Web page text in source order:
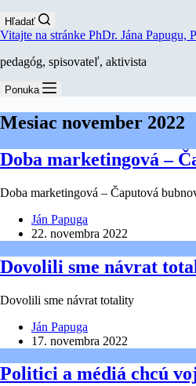
Hľadať
Vitajte na stránke PhDr. Jána Papugu,
pedagóg, spisovateľ, aktivista
Ponuka
Mesiac november 2022
Doba marketingová –
Doba marketingová – Čaputová
Ján Papuga
22. novembra 2022
Dovolili sme návrat
Dovolili sme návrat totality
Ján Papuga
17. novembra 2022
Politici a médiá chcú